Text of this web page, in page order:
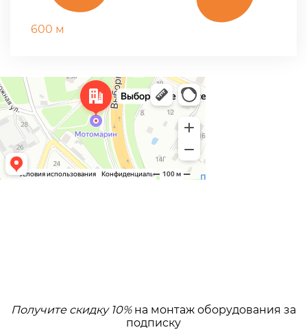
600 м
Получите скидку 10%на монтаж оборудования за
подписку